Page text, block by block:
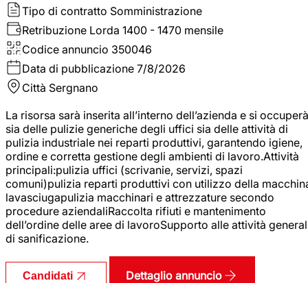
Tipo di contratto Somministrazione
Retribuzione Lorda 1400 - 1470 mensile
Codice annuncio 350046
Data di pubblicazione 7/8/2026
Città Sergnano
La risorsa sarà inserita all’interno dell’azienda e si occuperà
sia delle pulizie generiche degli uffici sia delle attività di
pulizia industriale nei reparti produttivi, garantendo igiene,
ordine e corretta gestione degli ambienti di lavoro.Attività
principali:pulizia uffici (scrivanie, servizi, spazi
comuni)pulizia reparti produttivi con utilizzo della
lavasciugapulizia macchinari e attrezzature secondo
procedure aziendaliRaccolta rifiuti e mantenimento
dell’ordine delle aree di lavoroSupporto alle attività
di sanificazione.
Candidati Dettaglio annuncio